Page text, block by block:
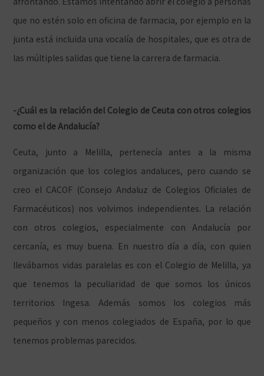
que no estén solo en oficina de farmacia, por ejemplo en la
junta está incluida una vocalía de hospitales, que es otra de
las múltiples salidas que tiene la carrera de farmacia.
-¿Cuál es la relación del Colegio de Ceuta con otros colegios
como el de Andalucía?
Ceuta, junto a Melilla, pertenecía antes a la misma
organización que los colegios andaluces, pero cuando se
creo el CACOF (Consejo Andaluz de Colegios Oficiales de
Farmacéuticos) nos volvimos independientes. La relación
con otros colegios, especialmente con Andalucía por
cercanía, es muy buena. En nuestro día a día, con quien
llevábamos vidas paralelas es con el Colegio de Melilla, ya
que tenemos la peculiaridad de que somos los únicos
territorios Ingesa. Además somos los colegios más
pequeños y con menos colegiados de España, por lo que
tenemos problemas parecidos.